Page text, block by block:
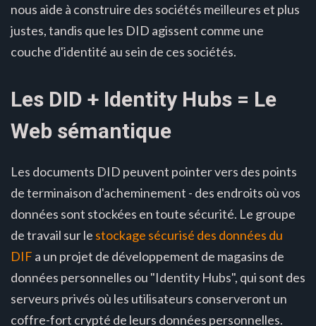
nous aide à construire des sociétés meilleures et plus
justes, tandis que les DID agissent comme une
couche d'identité au sein de ces sociétés.
Les DID + Identity Hubs = Le
Web sémantique
Les documents DID peuvent pointer vers des points
de terminaison d'acheminement - des endroits où vos
données sont stockées en toute sécurité. Le groupe
de travail sur le stockage sécurisé des données du
DIF a un projet de développement de magasins de
données personnelles ou "Identity Hubs", qui sont des
serveurs privés où les utilisateurs conserveront un
coffre-fort crypté de leurs données personnelles.